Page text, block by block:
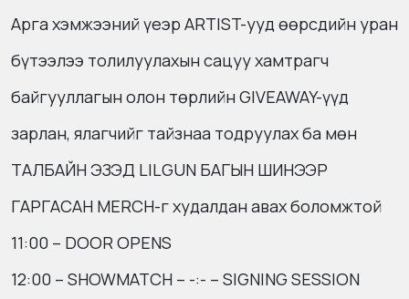
Арга хэмжээний үеэр ARTIST-ууд өөрсдийн уран
бүтээлээ толилуулахын сацуу хамтрагч
байгууллагын олон төрлийн GIVEAWAY-үүд
зарлан, ялагчийг тайзнаа тодруулах ба мөн
ТАЛБАЙН ЭЗЭД LILGUN БАГЫН ШИНЭЭР
ГАРГАСАН MERCH-г худалдан авах боломжтой
11:00 – DOOR OPENS
12:00 – SHOWMATCH – -:- – SIGNING SESSION